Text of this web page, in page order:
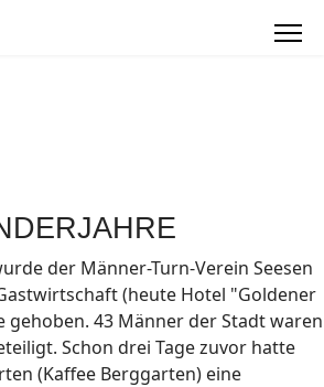
der Männer-Turn-Verein Seesen
(heute Hotel "Goldener
gehoben. 43 Männer der Stadt waren
Schon drei Tage zuvor hatte
(Kaffee Berggarten) eine